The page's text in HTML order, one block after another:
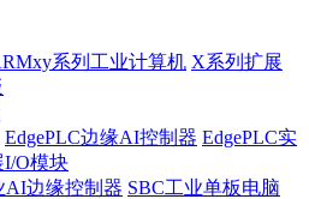
系列工业计算机 X系列扩展
EdgePLC边缘AI控制器 EdgePLC实
I/O模块
AI边缘控制器 SBC工业单板电脑